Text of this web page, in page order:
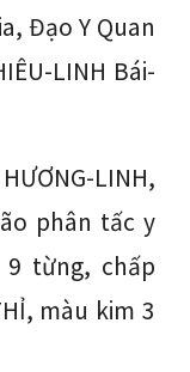
Đạo Y Quan
LINH Bái-
LINH,
phân tấc y
từng, chấp
màu kim 3